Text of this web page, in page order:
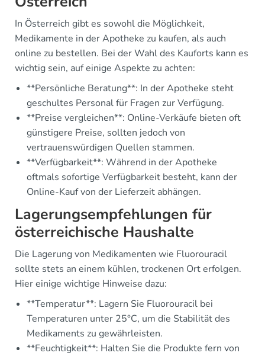
In Österreich gibt es sowohl die Möglichkeit,
Medikamente in der Apotheke zu kaufen, als auch
online zu bestellen. Bei der Wahl des Kauforts kann es
wichtig sein, auf einige Aspekte zu achten:
**Persönliche Beratung**: In der Apotheke steht
geschultes Personal für Fragen zur Verfügung.
**Preise vergleichen**: Online-Verkäufe bieten oft
günstigere Preise, sollten jedoch von
vertrauenswürdigen Quellen stammen.
**Verfügbarkeit**: Während in der Apotheke
oftmals sofortige Verfügbarkeit besteht, kann der
Online-Kauf von der Lieferzeit abhängen.
Lagerungsempfehlungen für
österreichische Haushalte
Die Lagerung von Medikamenten wie Fluorouracil
sollte stets an einem kühlen, trockenen Ort erfolgen.
Hier einige wichtige Hinweise dazu:
**Temperatur**: Lagern Sie Fluorouracil bei
Temperaturen unter 25°C, um die Stabilität des
Medikaments zu gewährleisten.
**Feuchtigkeit**: Halten Sie die Produkte fern von